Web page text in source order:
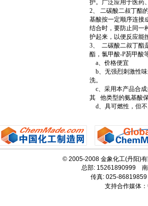
护。广泛应用于医药
2、 二碳酸二叔丁酯
基酸按一定顺序连接
结合时，要防止同一
护起来，以便反应能
3、 二碳酸二叔丁酯
酯，氯甲酸-P芴甲酸
a、价格便宜
b、无强烈刺激性味
洗。
c、采用本产品合成
其 他类型的氨基酸
d、具可燃性，但
© 2005-2008 金象化工(丹阳)
总部: 15261890999
传真: 025-
支持合作媒体：